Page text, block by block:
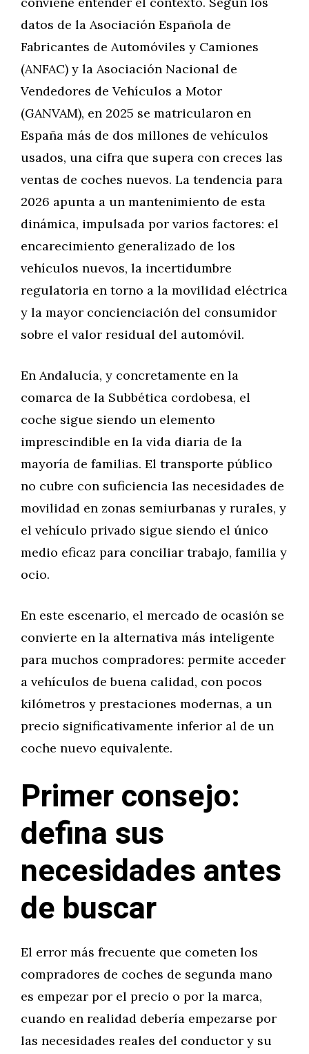
datos de la Asociación Española de
Fabricantes de Automóviles y Camiones
(ANFAC) y la Asociación Nacional de
Vendedores de Vehículos a Motor
(GANVAM), en 2025 se matricularon en
España más de dos millones de vehículos
usados, una cifra que supera con creces las
ventas de coches nuevos. La tendencia para
2026 apunta a un mantenimiento de esta
dinámica, impulsada por varios factores: el
encarecimiento generalizado de los
vehículos nuevos, la incertidumbre
regulatoria en torno a la movilidad eléctrica
y la mayor concienciación del consumidor
sobre el valor residual del automóvil.
En Andalucía, y concretamente en la
comarca de la Subbética cordobesa, el
coche sigue siendo un elemento
imprescindible en la vida diaria de la
mayoría de familias. El transporte público
no cubre con suficiencia las necesidades de
movilidad en zonas semiurbanas y rurales, y
el vehículo privado sigue siendo el único
medio eficaz para conciliar trabajo, familia y
ocio.
En este escenario, el mercado de ocasión se
convierte en la alternativa más inteligente
para muchos compradores: permite acceder
a vehículos de buena calidad, con pocos
kilómetros y prestaciones modernas, a un
precio significativamente inferior al de un
coche nuevo equivalente.
Primer consejo:
defina sus
necesidades antes
de buscar
El error más frecuente que cometen los
compradores de coches de segunda mano
es empezar por el precio o por la marca,
cuando en realidad debería empezarse por
las necesidades reales del conductor y su